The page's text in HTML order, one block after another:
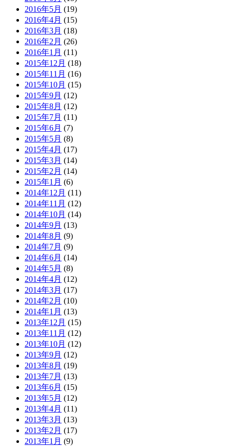
2016年5月 (19)
2016年4月 (15)
2016年3月 (18)
2016年2月 (26)
2016年1月 (11)
2015年12月 (18)
2015年11月 (16)
2015年10月 (15)
2015年9月 (12)
2015年8月 (12)
2015年7月 (11)
2015年6月 (7)
2015年5月 (8)
2015年4月 (17)
2015年3月 (14)
2015年2月 (14)
2015年1月 (6)
2014年12月 (11)
2014年11月 (12)
2014年10月 (14)
2014年9月 (13)
2014年8月 (9)
2014年7月 (9)
2014年6月 (14)
2014年5月 (8)
2014年4月 (12)
2014年3月 (17)
2014年2月 (10)
2014年1月 (13)
2013年12月 (15)
2013年11月 (12)
2013年10月 (12)
2013年9月 (12)
2013年8月 (19)
2013年7月 (13)
2013年6月 (15)
2013年5月 (12)
2013年4月 (11)
2013年3月 (13)
2013年2月 (17)
2013年1月 (9)